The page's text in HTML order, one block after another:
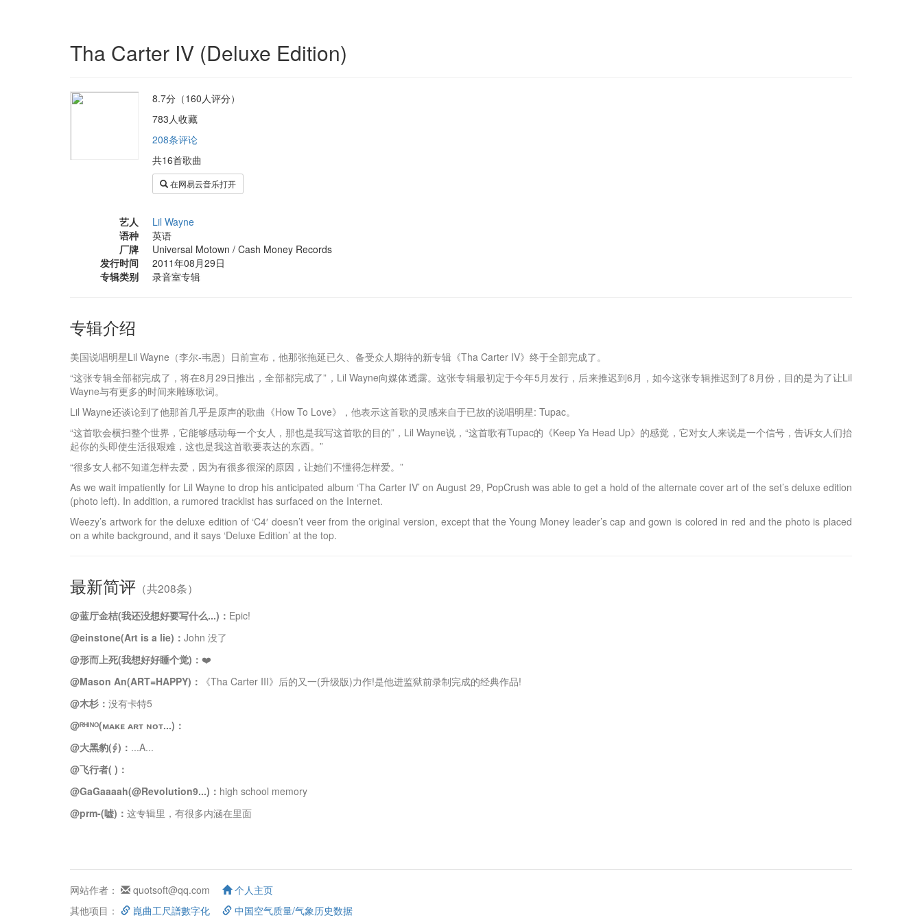
Tha Carter IV (Deluxe Edition)
8.7分（160人评分）
783人收藏
208条评论
共16首歌曲
在网易云音乐打开
艺人
Lil Wayne
语种
英语
厂牌
Universal Motown / Cash Money Records
发行时间
2011年08月29日
专辑类别
录音室专辑
专辑介绍
美国说唱明星Lil Wayne（李尔-韦恩）日前宣布，他那张拖延已久、备受众人期待的新专辑《Tha Carter IV》终于全部完成了。
“这张专辑全部都完成了，将在8月29日推出，全部都完成了”，Lil Wayne向媒体透露。这张专辑最初定于今年5月发行，后来推迟到6月，如今这张专辑推迟到了8月份，目的是为了让Lil
Wayne与有更多的时间来雕琢歌词。
Lil Wayne还谈论到了他那首几乎是原声的歌曲《How To Love》，他表示这首歌的灵感来自于已故的说唱明星: Tupac。
“这首歌会横扫整个世界，它能够感动每一个女人，那也是我写这首歌的目的”，Lil Wayne说，“这首歌有Tupac的《Keep Ya Head Up》的感觉，它对女人来说是一个信号，告诉女人们抬
起你的头即使生活很艰难，这也是我这首歌要表达的东西。”
“很多女人都不知道怎样去爱，因为有很多很深的原因，让她们不懂得怎样爱。”
As we wait impatiently for Lil Wayne to drop his anticipated album ‘Tha Carter IV’ on August 29, PopCrush was able to get a hold of the alternate cover art of the set’s deluxe edition
(photo left). In addition, a rumored tracklist has surfaced on the Internet.
Weezy’s artwork for the deluxe edition of ‘C4′ doesn’t veer from the original version, except that the Young Money leader’s cap and gown is colored in red and the photo is placed
on a white background, and it says ‘Deluxe Edition’ at the top.
最新简评 （共208条）
@蓝厅金桔(我还没想好要写什么...)： Epic!
@einstone(Art is a lie)： John 没了
@形而上死(我想好好睡个觉)： ❤️
@Mason An(ART=HAPPY)：
《Tha Carter III》后的又一(升级版)力作!是他进监狱前录制完成的经典作品!
@木杉： 没有卡特5
@ᴿᴴᴵᴺᴼ(ᴍᴀᴋᴇ ᴀʀᴛ ɴᴏᴛ...)：
@大黑豹(∮)： ...A...
@飞行者( )：
@GaGaaaah(@Revolution9...)： high school memory
@prm-(嘘)： 这专辑里，有很多内涵在里面
网站作者： quotsoft@qq.com
个人主页
其他项目：
崑曲工尺譜數字化 中国空气质量/气象历史数据